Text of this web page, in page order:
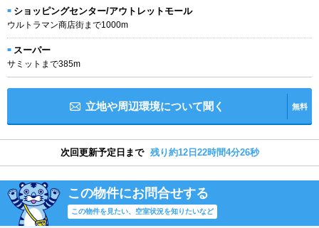
ショッピングセンター/アウトレットモール
ウルトラマン商店街まで1000m
スーパー
サミットまで385m
立地や周辺環境について聞く 無料
次回更新予定日まで 残り約12日22時間4分26秒
この物件にお問合せする
この物件を見たい、空室状況を知りたいなど